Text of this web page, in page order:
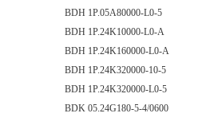
BDH 1P.05A80000-L0-5
BDH 1P.24K10000-L0-A
BDH 1P.24K160000-L0-A
BDH 1P.24K320000-10-5
BDH 1P.24K320000-L0-5
BDK 05.24G180-5-4/0600